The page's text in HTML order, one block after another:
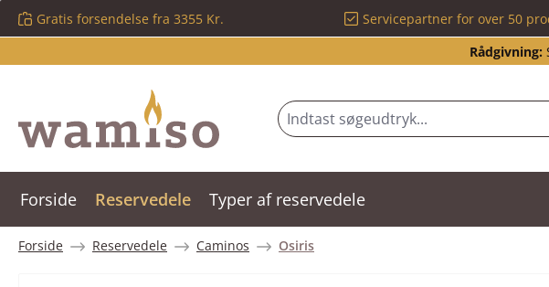
til hovedindhold
Spring til søgning
Gå til hovednavigation
Gratis forsendelse fra 3355 Kr. Servicepartner for over 50
Rådgivning:
Forside Reservedele Typer af reservedele
Forside Reservedele Caminos Osiris